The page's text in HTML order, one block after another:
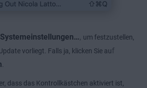
Systemeinstellungen…, um festzustellen,
vorliegt. Falls ja, klicken Sie auf
dass das Kontrollkästchen aktiviert ist,